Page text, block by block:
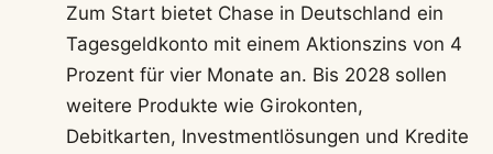
Zum Start bietet Chase in Deutschland ein
Tagesgeldkonto mit einem Aktionszins von 4
Prozent für vier Monate an. Bis 2028 sollen
weitere Produkte wie Girokonten,
Debitkarten, Investmentlösungen und Kredite